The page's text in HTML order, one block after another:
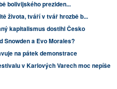
bolivijského preziden...
života, tváří v tvář hrozbě b...
kapitalismus dostihl Česko
Snowden a Evo Morales?
na pátek demonstrace
v Karlových Varech moc nepíše